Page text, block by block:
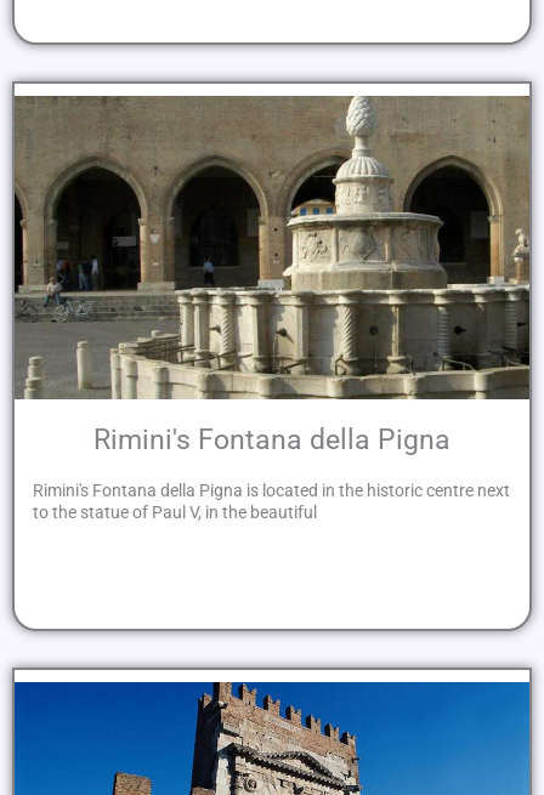
Rimini's Fontana della Pigna
Rimini's Fontana della Pigna is located in the historic centre next
to the statue of Paul V, in the beautiful